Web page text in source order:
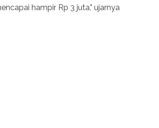
hampir Rp 3 juta," ujarnya